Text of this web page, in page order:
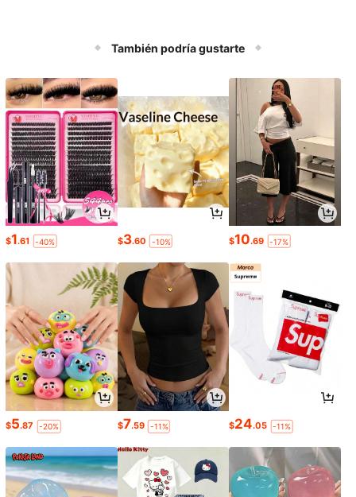
También podría gustarte
$1.61 -40% $3.60 -10% $10.69 -17%
$5.87 -20% $7.59 -11% $24.05 -11%